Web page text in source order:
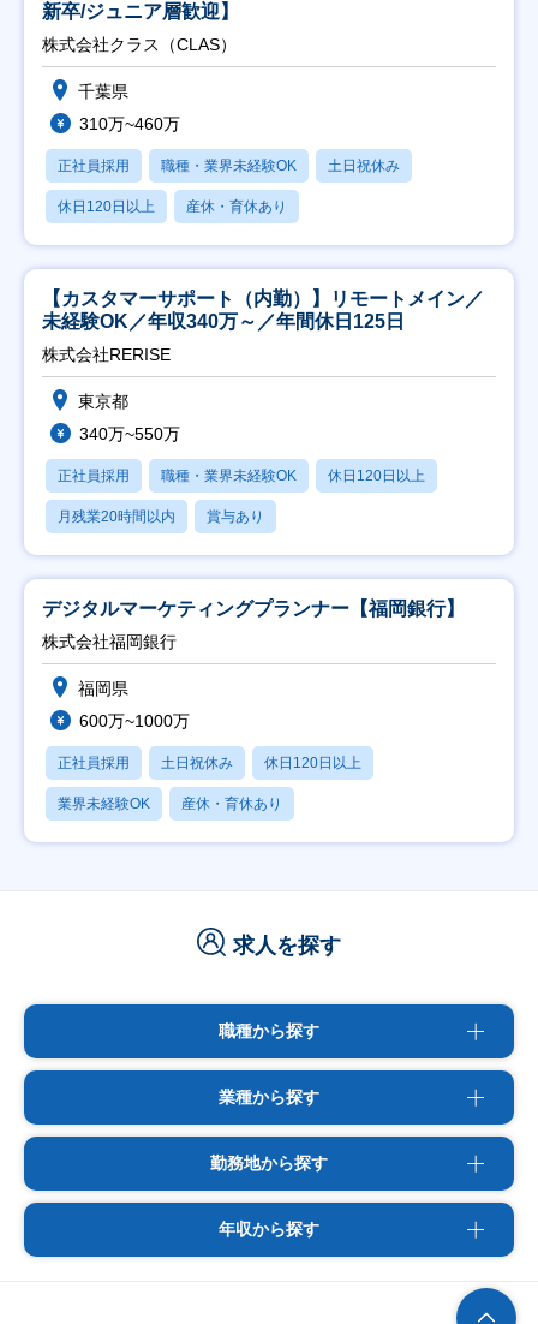
新卒/ジュニア層歓迎】
株式会社クラス（CLAS）
千葉県
310万~460万
正社員採用 職種・業界未経験OK 土日祝休み
休日120日以上 産休・育休あり
【カスタマーサポート（内勤）】リモートメイン／
未経験OK／年収340万～／年間休日125日
株式会社RERISE
東京都
340万~550万
正社員採用 職種・業界未経験OK 休日120日以上
月残業20時間以内 賞与あり
デジタルマーケティングプランナー【福岡銀行】
株式会社福岡銀行
福岡県
600万~1000万
正社員採用 土日祝休み 休日120日以上
業界未経験OK 産休・育休あり
求人を探す
職種から探す
業種から探す
勤務地から探す
年収から探す